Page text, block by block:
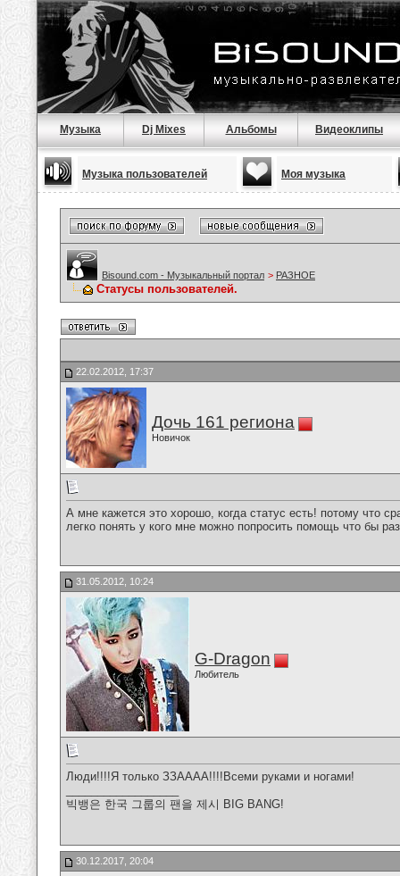
Музыка Dj Mixes Альбомы Видеоклипы
Музыка пользователей Моя музыка
Bisound.com - Музыкальный портал > РАЗНОЕ
Статусы пользователей.
22.02.2012, 17:37
Дочь 161 региона
Новичок
А мне кажется это хорошо, когда статус есть! потому что
легко понять у кого мне можно попросить помощь что бы
31.05.2012, 10:24
G-Dragon
Любитель
Люди!!!!Я только ЗЗАААА!!!!Всеми руками и ногами!
빅뱅은 한국 그룹의 팬을 제시 BIG BANG!
30.12.2017, 20:04